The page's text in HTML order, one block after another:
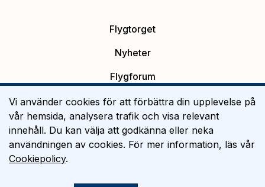
Flygtorget
Nyheter
Flygforum
Platsannonser
Flygutbildning
Om Flygtorget
Vi använder cookies för att förbättra din upplevelse på
vår hemsida, analysera trafik och visa relevant
innehåll. Du kan välja att godkänna eller neka
användningen av cookies. För mer information, läs vår
Cookiepolicy.